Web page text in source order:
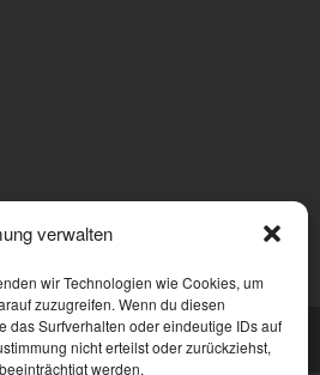
verwalten
wir Technologien wie Cookies, um
zuzugreifen. Wenn du diesen
das Surfverhalten oder eindeutige IDs auf
nicht erteilst oder zurückziehst,
werden.